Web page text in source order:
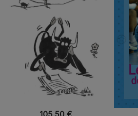
VUE RAPIDE
105,50 €